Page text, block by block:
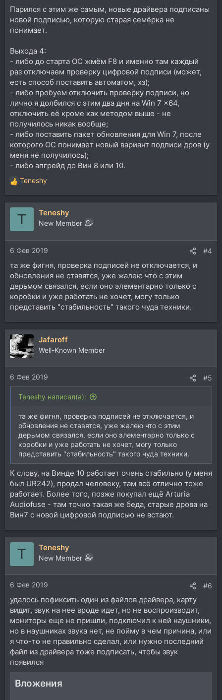
Парился с этим же самым, новые драйвера подписаны
новой подписью, которую старая семёрка не
понимает.
Выхода 4:
- либо до старта ОС жмём F8 и именно там каждый
раз отключаем проверку цифровой подписи (может,
есть способ поставить автоматом, хз);
- либо пробуем отключить проверку подписи, но
лично я долбился с этим два дня на Win 7 x64,
отключить её кроме как методом выше - не
получилось никак вообще;
- либо поставить пакет обновления для Win 7, после
которого ОС понимает новый вариант подписи дров (у
меня не получилось);
- либо апгрейд до Вин 8 или 10.
Р
е
а
и
и
:
Teneshy
T Teneshy
New Member
6 Фев 2019 #4
та же фигня, проверка подписей не отключается, и
обновления не ставятся, уже жалею что с этим
дерьмом связался, если оно элементарно только с
коробки и уже работать не хочет, могу только
представить "стабильность" такого чуда техники.
Jafaroff
Well-Known Member
6 Фев 2019 #5
Teneshy написал(а):
та же фигня, проверка подписей не отключается, и
обновления не ставятся, уже жалею что с этим
дерьмом связался, если оно элементарно только с
коробки и уже работать не хочет, могу только
представить "стабильность" такого чуда техники.
К слову, на Винде 10 работает очень стабильно (у меня
был UR242), продал человеку, там всё отлично тоже
работает. Более того, позже покупал ещё Arturia
Audiofuse - там точно такая же беда, старые дрова на
Вин7 с новой цифровой подписью не встают.
T Teneshy
New Member
6 Фев 2019 #6
удалось пофиксить один из файлов драйвера, карту
видит, звук на нее вроде идет, но не воспроизводит,
мониторы еще не пришли, подключил к ней наушники,
но в наушниках звука нет, не пойму в чем причина, или
я что-то не правильно сделал, или нужно последний
файл из драйвера тоже подписать, чтобы звук
появился
Вложения